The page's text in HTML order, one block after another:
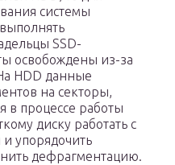
системы
SSD-
освобождены из-за
HDD данные
на секторы,
в процессе работы
диску работать с
упорядочить
дефрагментацию.